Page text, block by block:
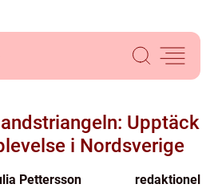
Upptäck
i Nordsverige
Pettersson redaktionel